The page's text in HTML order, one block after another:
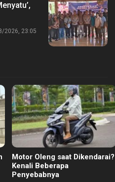
2026, 23:05
Motor Oleng saat Dikendarai?
Kenali Beberapa
Penyebabnya